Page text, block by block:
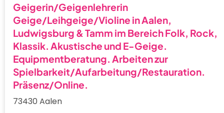
Geigerin/Geigenlehrerin
Geige/Leihgeige/Violine in Aalen,
Ludwigsburg & Tamm im Bereich Folk, Rock,
Klassik. Akustische und E-Geige.
Equipmentberatung. Arbeiten zur
Spielbarkeit/Aufarbeitung/Restauration.
Präsenz/Online.
73430 Aalen